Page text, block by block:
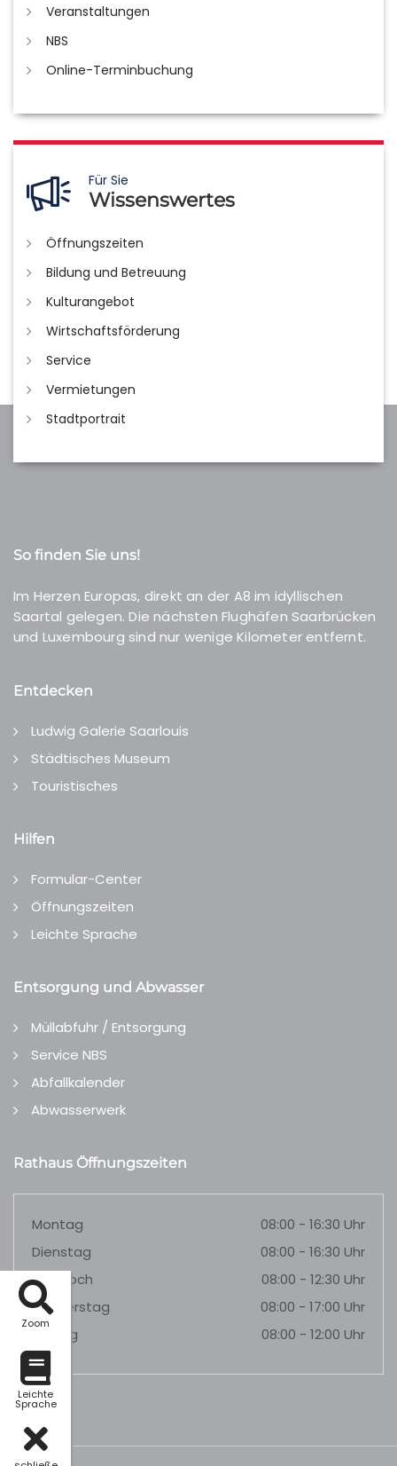
Zoom
Leichte
Sprache
Veranstaltungen
NBS
Online-Terminbuchung
Für Sie
Wissenswertes
Öffnungszeiten
Bildung und Betreuung
Kulturangebot
Wirtschaftsförderung
Service
Vermietungen
Stadtportrait
So finden Sie uns!
Im Herzen Europas, direkt an der A8 im idyllischen
Saartal gelegen. Die nächsten Flughäfen Saarbrücken
und Luxembourg sind nur wenige Kilometer entfernt.
Entdecken
Ludwig Galerie Saarlouis
Städtisches Museum
Touristisches
Hilfen
Formular-Center
Öffnungszeiten
Leichte Sprache
Entsorgung und Abwasser
Müllabfuhr / Entsorgung
Service NBS
Abfallkalender
Abwasserwerk
Rathaus Öffnungszeiten
Montag
08:00 - 16:30 Uhr
Dienstag
08:00 - 16:30 Uhr
Mittwoch
08:00 - 12:30 Uhr
Donnerstag
08:00 - 17:00 Uhr
Freitag
08:00 - 12:00 Uhr